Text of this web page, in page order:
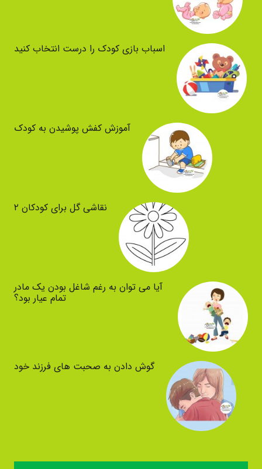
اسباب بازی کودک را درست انتخاب کنید
آموزش کفش پوشیدن به کودک
نقاشی گل برای کودکان ۲
آیا می توان به رغم شاغل بودن یک مادر
تمام عیار بود؟
گوش دادن به صحبت های فرزند خود